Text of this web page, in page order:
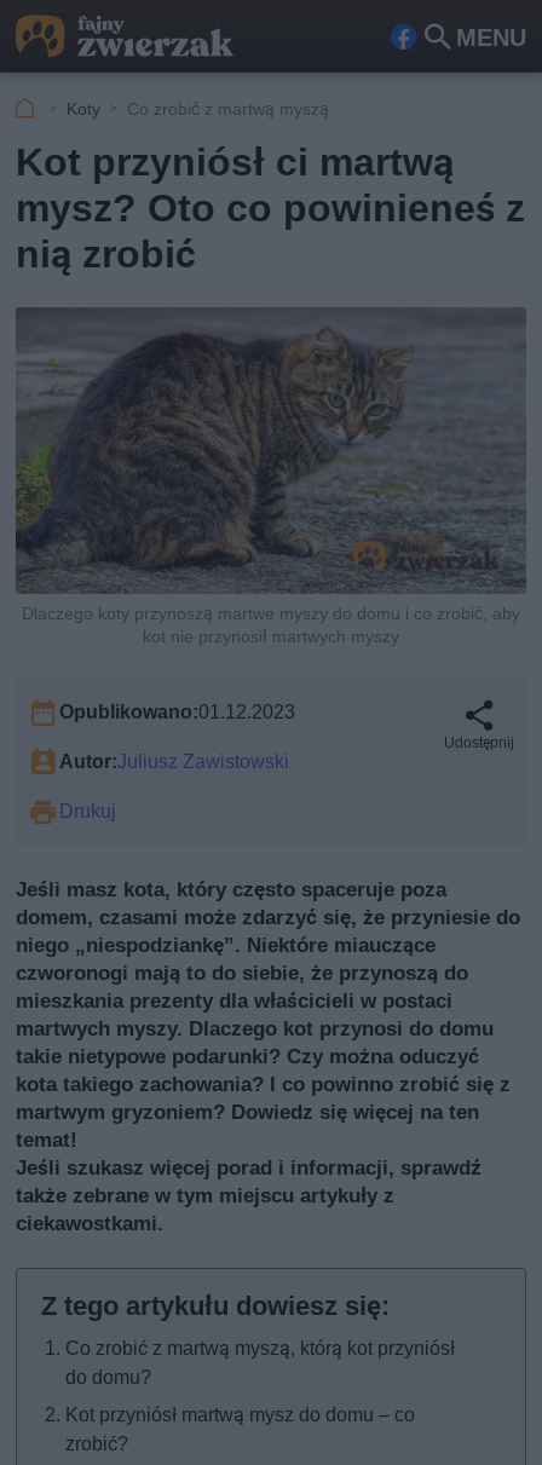
MENU
Fa Szu
Koty Co zrobić z martwą myszą
Kot przyniósł ci martwą
mysz? Oto co powinieneś z
nią zrobić
Dlaczego koty przynoszą martwe myszy do domu i co zrobić, aby
kot nie przynosił martwych myszy
Opublikowano:01.12.2023
Autor:Juliusz Zawistowski
Drukuj
Udostępnij
Jeśli masz kota, który często spaceruje poza
domem, czasami może zdarzyć się, że przyniesie do
niego „niespodziankę”. Niektóre miauczące
czworonogi mają to do siebie, że przynoszą do
mieszkania prezenty dla właścicieli w postaci
martwych myszy. Dlaczego kot przynosi do domu
takie nietypowe podarunki? Czy można oduczyć
kota takiego zachowania? I co powinno zrobić się z
martwym gryzoniem? Dowiedz się więcej na ten
temat!
Jeśli szukasz więcej porad i informacji, sprawdź
także zebrane w tym miejscu artykuły z
ciekawostkami.
Co zrobić z martwą myszą, którą kot przyniósł
do domu?
Kot przyniósł martwą mysz do domu – co
zrobić?